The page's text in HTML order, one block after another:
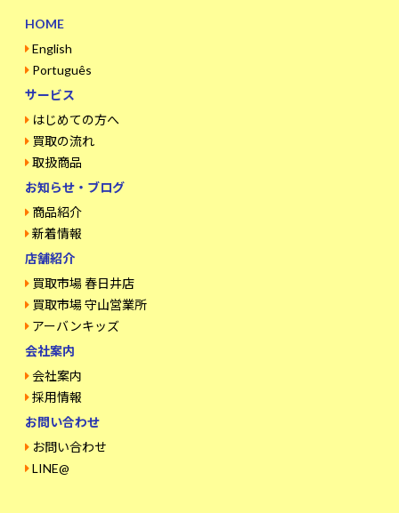
HOME
English
Português
サービス
はじめての方へ
買取の流れ
取扱商品
お知らせ・ブログ
商品紹介
新着情報
店舗紹介
買取市場 春日井店
買取市場 守山営業所
アーバンキッズ
会社案内
会社案内
採用情報
お問い合わせ
お問い合わせ
LINE@